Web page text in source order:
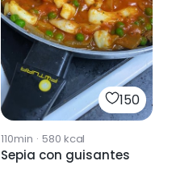
150
110min · 580 kcal
Sepia con guisantes